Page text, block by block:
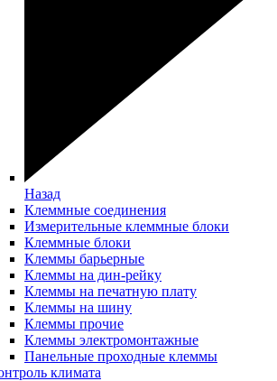
Назад
Клеммные соединения
Измерительные клеммные блоки
Клеммные блоки
Клеммы барьерные
Клеммы на дин-рейку
Клеммы на печатную плату
Клеммы на шину
Клеммы прочие
Клеммы электромонтажные
Панельные проходные клеммы
климата